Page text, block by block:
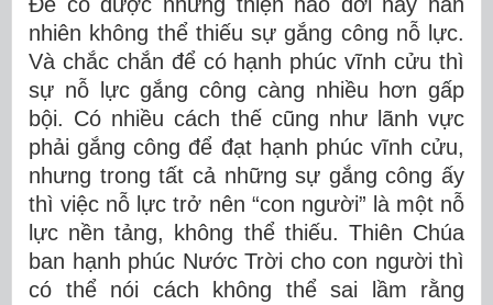
nhiên không thể thiếu sự gắng công nỗ lực.
Và chắc chắn để có hạnh phúc vĩnh cửu thì
sự nỗ lực gắng công càng nhiều hơn gấp
bội. Có nhiều cách thế cũng như lãnh vực
phải gắng công để đạt hạnh phúc vĩnh cửu,
nhưng trong tất cả những sự gắng công ấy
thì việc nỗ lực trở nên “con người” là một nỗ
lực nền tảng, không thể thiếu. Thiên Chúa
ban hạnh phúc Nước Trời cho con người thì
có thể nói cách không thể sai lầm rằng